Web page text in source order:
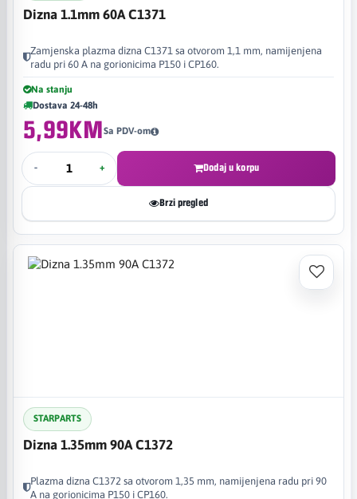
Dizna 1.1mm 60A C1371
Zamjenska plazma dizna C1371 sa otvorom 1,1 mm, namijenjena
radu pri 60 A na gorionicima P150 i CP160.
Na stanju
Dostava 24-48h
5,99KMSa PDV-om
- + Dodaj u korpu
Brzi pregled
STARPARTS
Dizna 1.35mm 90A C1372
Plazma dizna C1372 sa otvorom 1,35 mm, namijenjena radu pri 90
A na gorionicima P150 i CP160.